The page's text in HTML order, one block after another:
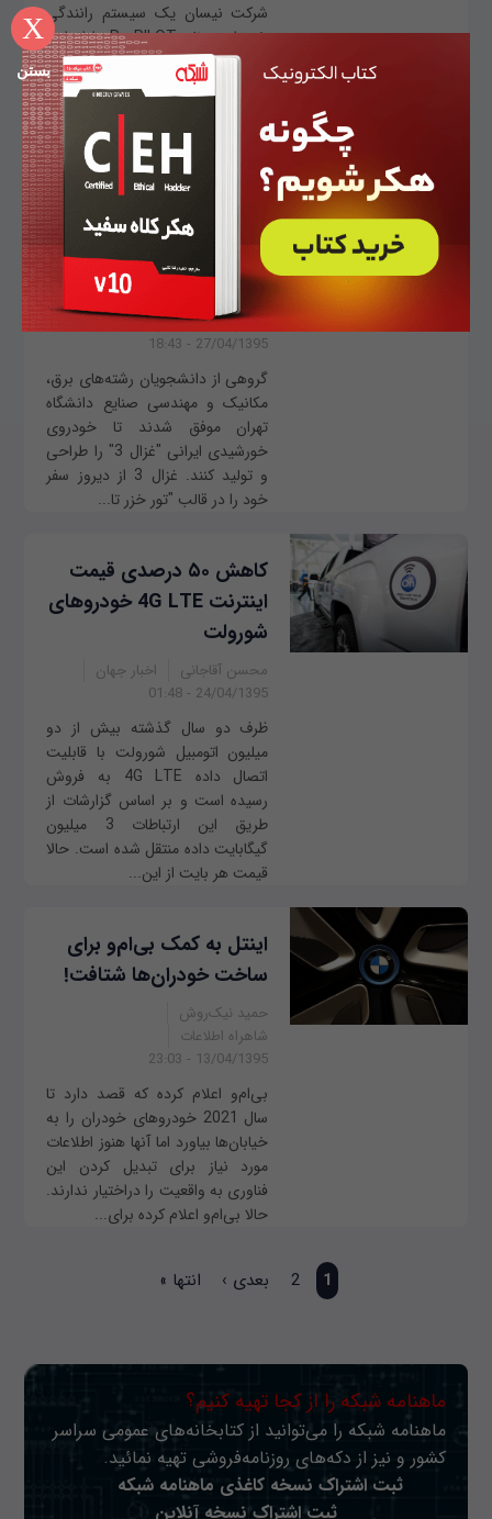
X
بستن
شرکت نیسان یک سیستم رانندگی
خودران به‌نام ProPILOT راه‌اندازی
کرده است و قرار است در اولین
خودروی خودران این شرکت که در
ماه آگوست وارد بازار می‌شود؛ به‌کار
گرفته شود. سیستم جدید نیسان
برای زمانی است...
خودروی خورشیدی ایرانی
غزال 3 به جاده زد
اخبار اخبار ایران
27/04/1395 - 18:43
گروهی از دانشجویان رشته‌های برق،
مکانیک و مهندسی صنایع دانشگاه
تهران موفق شدند تا خودروی
خورشیدی ایرانی "غزال 3" را طراحی
و تولید کنند. غزال 3 از دیروز سفر
خود را در قالب "تور خزر تا...
کاهش ۵۰ درصدی قیمت
اینترنت 4G LTE خودروهای
شورولت
محسن آقاجانی
اخبار جهان
24/04/1395 - 01:48
ظرف دو سال گذشته بیش از دو
میلیون اتومبیل شورولت با قابلیت
اتصال داده 4G LTE به فروش
رسیده است و بر اساس گزارشات از
طریق این ارتباطات 3 میلیون
گیگابایت داده منتقل شده است. حالا
قیمت هر بایت از این...
اینتل به کمک بی‌ام‌و برای
ساخت خودران‌ها شتافت!
حمید نیک‌روش
شاهراه اطلاعات
13/04/1395 - 23:03
بی‌ام‌و اعلام کرده که قصد دارد تا
سال 2021 خودروهای خودران را به
خیابان‌ها بیاورد اما آنها هنوز اطلاعات
مورد نیاز برای تبدیل کردن این
فناوری به واقعیت را دراختیار ندارند.
حالا بی‌ام‌و اعلام کرده برای...
1
2 بعدی › انتها »
ماهنامه شبکه را از کجا تهیه کنیم؟
ماهنامه شبکه را می‌توانید از کتابخانه‌های عمومی سراسر
کشور و نیز از دکه‌های روزنامه‌فروشی تهیه نمائید.
ثبت اشتراک نسخه کاغذی ماهنامه شبکه
ثبت اشتراک نسخه آنلاین